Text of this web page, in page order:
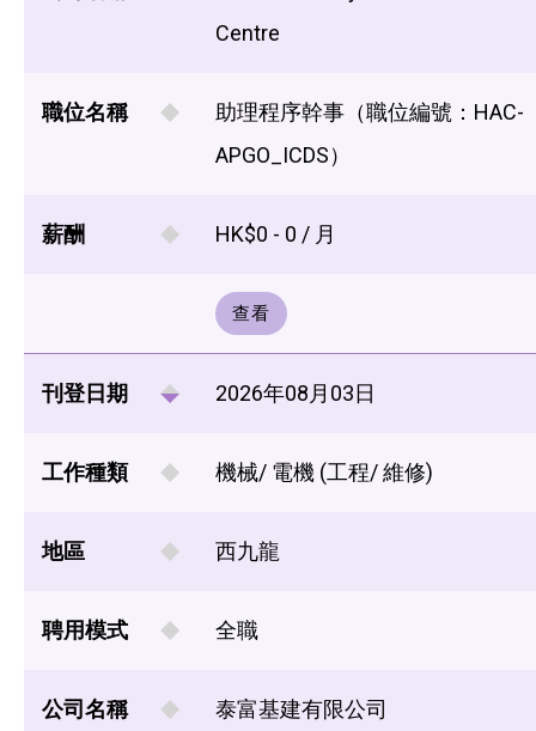
Centre
職位名稱
助理程序幹事（職位編號：HAC-
APGO_ICDS）
薪酬 HK$0 - 0 / 月
查看
刊登日期 2026年08月03日
工作種類 機械/ 電機 (工程/ 維修)
地區 西九龍
聘用模式 全職
公司名稱 泰富基建有限公司